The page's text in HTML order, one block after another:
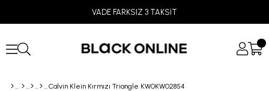
VADE FARKSIZ 3 TAKSİT
Calvin Klein Kırmızı Triangle KW0KW02854